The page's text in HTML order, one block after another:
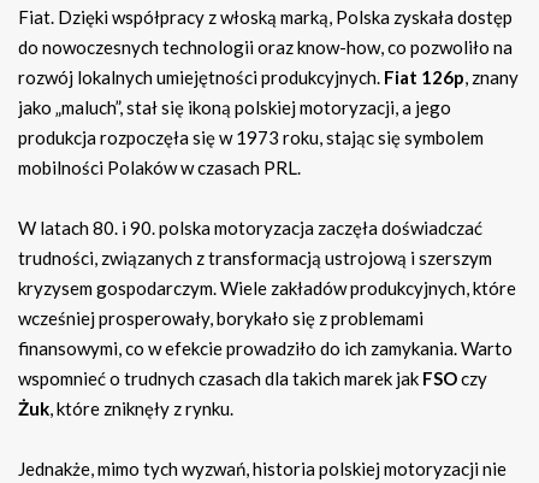
Fiat. Dzięki współpracy z włoską marką, Polska zyskała dostęp
do nowoczesnych technologii oraz know-how, co pozwoliło na
rozwój lokalnych umiejętności produkcyjnych. Fiat 126p, znany
jako „maluch”, stał się ikoną polskiej motoryzacji, a jego
produkcja rozpoczęła się w 1973 roku, stając się symbolem
mobilności Polaków w czasach PRL.
W latach 80. i 90. polska motoryzacja zaczęła doświadczać
trudności, związanych z transformacją ustrojową i szerszym
kryzysem gospodarczym. Wiele zakładów produkcyjnych, które
wcześniej prosperowały, borykało się z problemami
finansowymi, co w efekcie prowadziło do ich zamykania. Warto
wspomnieć o trudnych czasach dla takich marek jak FSOczy
Żuk, które zniknęły z rynku.
Jednakże, mimo tych wyzwań, historia polskiej motoryzacji nie